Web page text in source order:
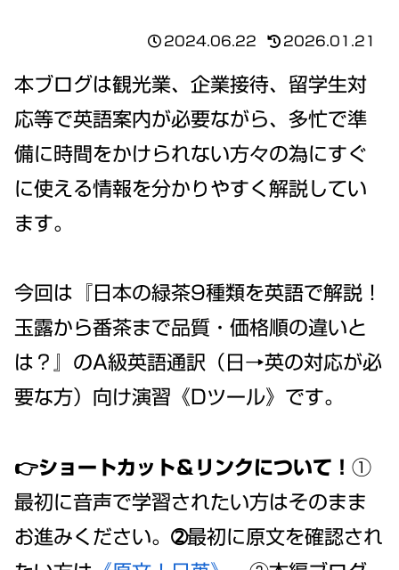
2024.06.22 2026.01.21
本ブログは観光業、企業接待、留学生対
応等で英語案内が必要ながら、多忙で準
備に時間をかけられない方々の為にすぐ
に使える情報を分かりやすく解説してい
ます。
今回は『日本の緑茶9種類を英語で解説！
玉露から番茶まで品質・価格順の違いと
は？』のA級英語通訳（日→英の対応が必
要な方）向け演習《Dツール》です。
👉ショートカット＆リンクについて！ ①
最初に音声で学習されたい方はそのまま
お進みください。➁最初に原文を確認され